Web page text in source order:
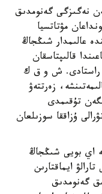
نەگىزگى گەنومدىق
مۋتاتسيا
عالىمدار شىڭجاڭ
قالىپتاسقان
راستادى. ش و ق ك
زەرتتەۋ
تۇقىمدى
ۇزاققا سوزىلعان
اي بويى شىڭجاڭ
ايماقتارىن
تولىق گەنومدىق